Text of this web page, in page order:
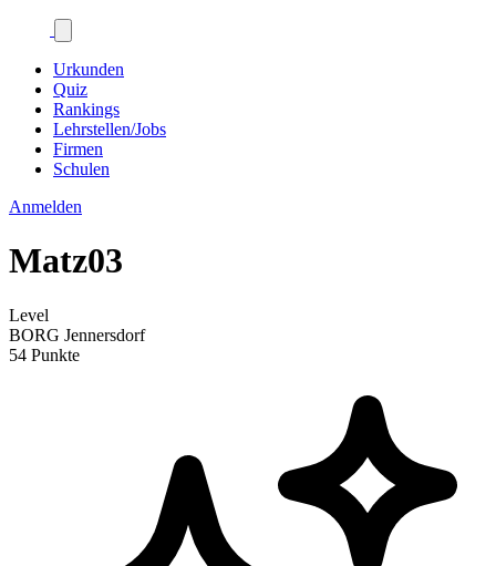
Urkunden
Quiz
Rankings
Lehrstellen/Jobs
Firmen
Schulen
Anmelden
Matz03
Level
BORG Jennersdorf
54 Punkte